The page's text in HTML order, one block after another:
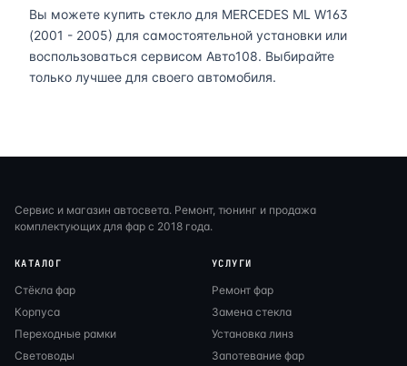
Вы можете купить стекло для MERCEDES ML W163
(2001 - 2005) для самостоятельной установки или
воспользоваться сервисом Авто108. Выбирайте
только лучшее для своего автомобиля.
Сервис и магазин автосвета. Ремонт, тюнинг и продажа
комплектующих для фар с 2018 года.
КАТАЛОГ
Стёкла фар
Корпуса
Переходные рамки
Световоды
УСЛУГИ
Ремонт фар
Замена стекла
Установка линз
Запотевание фар